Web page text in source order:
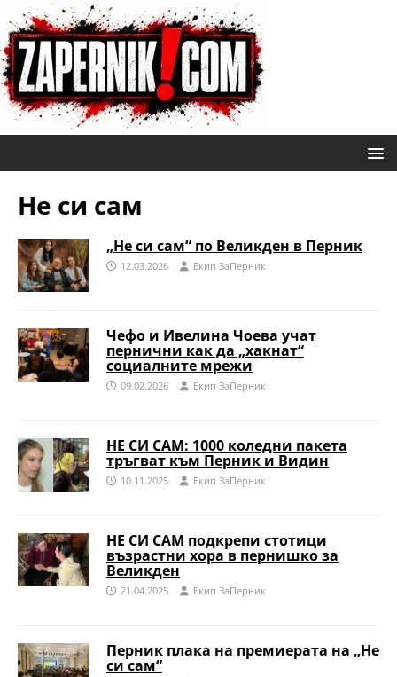
Не си сам
„Не си сам“ по Великден в Перник
12.03.2026 Eкип ЗаПерник
Чефо и Ивелина Чоева учат
пернични как да „хакнат“
социалните мрежи
09.02.2026 Eкип ЗаПерник
НЕ СИ САМ: 1000 коледни пакета
тръгват към Перник и Видин
10.11.2025 Eкип ЗаПерник
НЕ СИ САМ подкрепи стотици
възрастни хора в пернишко за
Великден
21.04.2025 Eкип ЗаПерник
Перник плака на премиерата на „Не
си сам“